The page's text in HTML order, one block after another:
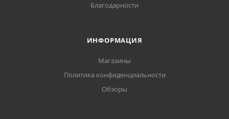
Благодарности
ИНФОРМАЦИЯ
Магазины
Политика конфиденциальности
Обзоры